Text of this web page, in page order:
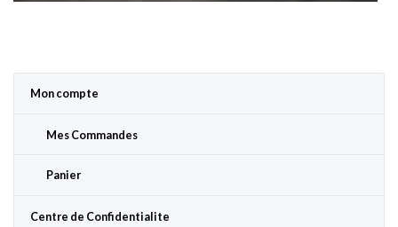
Mon compte
Mes Commandes
Panier
Centre de Confidentialite